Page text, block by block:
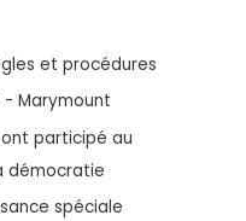
et procédures
Marymount
participé au
démocratie
spéciale